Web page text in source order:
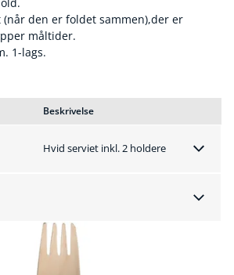
(når den er foldet sammen),der er
måltider.
1-lags.
Beskrivelse
Hvid serviet inkl. 2 holdere